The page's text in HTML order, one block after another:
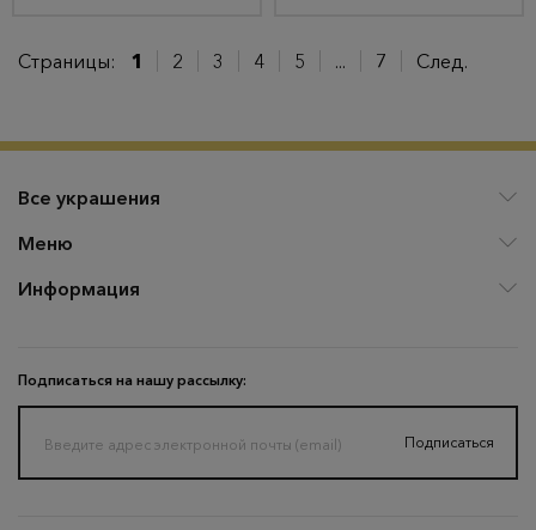
Страницы: 1 2 3 4 5 ... 7 След.
Подписаться на нашу рассылку:
Подписаться
Все украшения
Меню
Информация